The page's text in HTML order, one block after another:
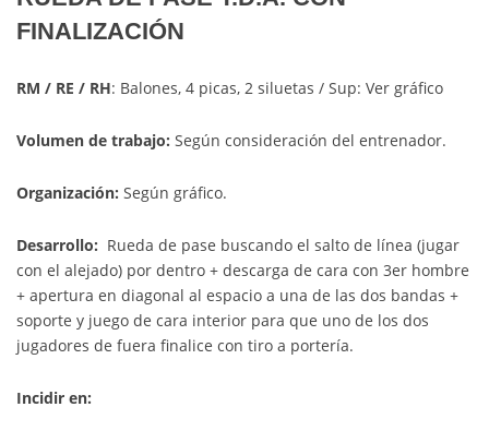
FINALIZACIÓN
RM / RE / RH: Balones, 4 picas, 2 siluetas / Sup: Ver gráfico
Volumen de trabajo: Según consideración del entrenador.
Organización: Según gráfico.
Desarrollo: Rueda de pase buscando el salto de línea (jugar
con el alejado) por dentro + descarga de cara con 3er hombre
+ apertura en diagonal al espacio a una de las dos bandas +
soporte y juego de cara interior para que uno de los dos
jugadores de fuera finalice con tiro a portería.
Incidir en: